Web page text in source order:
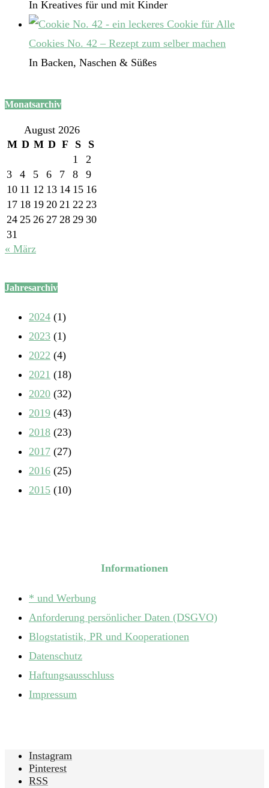
In Kreatives für und mit Kinder
Cookies No. 42 – Rezept zum selber machen
In Backen, Naschen & Süßes
Monatsarchiv
August 2026
M D M D F S
S
1
2
3
4 5 6 7 8
9
10 11 12 13 14 15 16
17 18 19 20 21 22 23
24 25 26 27 28 29 30
31
« März
Jahresarchiv
2024 (1)
2023 (1)
2022 (4)
2021 (18)
2020 (32)
2019 (43)
2018 (23)
2017 (27)
2016 (25)
2015 (10)
Informationen
* und Werbung
Anforderung persönlicher Daten (DSGVO)
Blogstatistik, PR und Kooperationen
Datenschutz
Haftungsausschluss
Impressum
Instagram
Pinterest
RSS